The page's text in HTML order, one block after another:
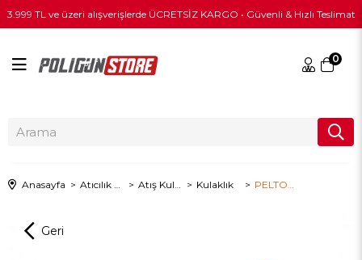
3.999 TL ve üzeri alışverişlerde ÜCRETSİZ KARGO • Güvenli & Hızlı Teslimat
0
Anasayfa Kulaklık